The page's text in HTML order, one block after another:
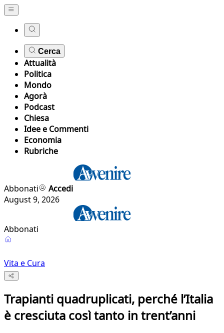
Cerca
Attualità
Politica
Mondo
Agorà
Podcast
Chiesa
Idee e Commenti
Economia
Rubriche
Abbonati
Accedi
August 9, 2026
Abbonati
Vita e Cura
Trapianti quadruplicati, perché l’Italia
è cresciuta così tanto in trent’anni